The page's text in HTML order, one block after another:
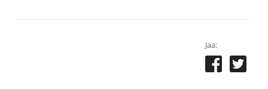
Jaa: